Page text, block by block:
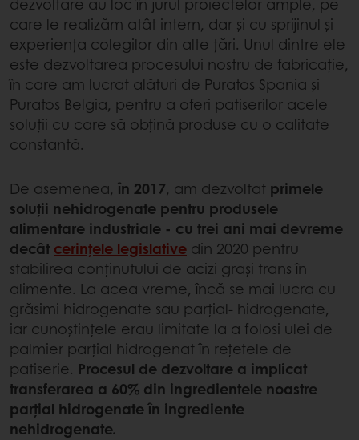
care le realizăm atât intern, dar și cu sprijinul și
experiența colegilor din alte țări. Unul dintre ele
este dezvoltarea procesului nostru de fabricație,
în care am lucrat alături de Puratos Spania și
Puratos Belgia, pentru a oferi patiserilor acele
soluții cu care să obțină produse cu o calitate
constantă.
De asemenea,în 2017, am dezvoltat primele
soluții nehidrogenate pentru produsele
alimentare industriale - cu trei ani mai devreme
decât cerințele legislative din 2020 pentru
stabilirea conținutului de acizi grași trans în
alimente. La acea vreme, încă se mai lucra cu
grăsimi hidrogenate sau parțial- hidrogenate,
iar cunoștințele erau limitate la a folosi ulei de
palmier parțial hidrogenat în rețetele de
patiserie. Procesul de dezvoltare a implicat
transferarea a 60% din ingredientele noastre
parțial hidrogenate în ingrediente
nehidrogenate.